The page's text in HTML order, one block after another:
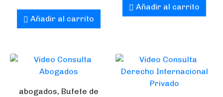
Añadir al carrito
Añadir al carrito
abogados, Bufete de